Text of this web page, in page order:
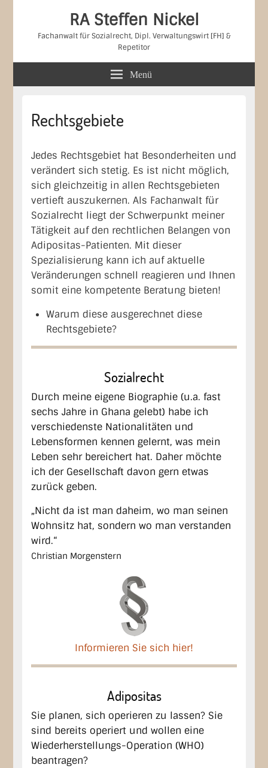
RA Steffen Nickel
Fachanwalt für Sozialrecht, Dipl. Verwaltungswirt [FH] &
Repetitor
Menü
Rechtsgebiete
Jedes Rechtsgebiet hat Besonderheiten und
verändert sich stetig. Es ist nicht möglich,
sich gleichzeitig in allen Rechtsgebieten
vertieft auszukernen. Als Fachanwalt für
Sozialrecht liegt der Schwerpunkt meiner
Tätigkeit auf den rechtlichen Belangen von
Adipositas-Patienten. Mit dieser
Spezialisierung kann ich auf aktuelle
Veränderungen schnell reagieren und Ihnen
somit eine kompetente Beratung bieten!
Warum diese ausgerechnet diese
Rechtsgebiete?
Sozialrecht
Durch meine eigene Biographie (u.a. fast
sechs Jahre in Ghana gelebt) habe ich
verschiedenste Nationalitäten und
Lebensformen kennen gelernt, was mein
Leben sehr bereichert hat. Daher möchte
ich der Gesellschaft davon gern etwas
zurück geben.
„Nicht da ist man daheim, wo man seinen
Wohnsitz hat, sondern wo man verstanden
wird.“
Christian Morgenstern
Informieren Sie sich hier!
Adipositas
Sie planen, sich operieren zu lassen? Sie
sind bereits operiert und wollen eine
Wiederherstellungs-Operation (WHO)
beantragen?
Seitenleisten-
Widgetbereich